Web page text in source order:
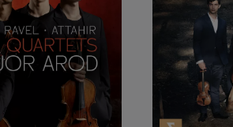
und der Elbphilharmonie. Sie
beim Musikfest Bremen
Garcia, Alexandre Tharaud, Daniel
Arod das erste Streichquartett des